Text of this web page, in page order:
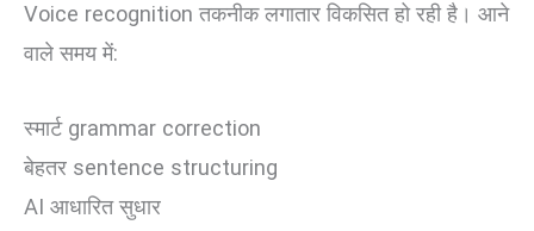
Voice recognition तकनीक लगातार विकसित हो रही है। आने
वाले समय में:
स्मार्ट grammar correction
बेहतर sentence structuring
AI आधारित सुधार